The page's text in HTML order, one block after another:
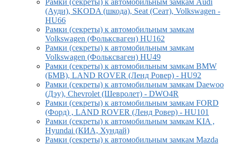
Рамки (секреты) к автомобильным замкам Audi
(Ауди), SKODA (шкода), Seat (Сеат), Volkswagen -
HU66
Рамки (секреты) к автомобильным замкам
Volkswagen (Фольксваген) HU162
Рамки (секреты) к автомобильным замкам
Volkswagen (Фольксваген) HU49
Рамки (секреты) к автомобильным замкам BMW
(БМВ), LAND ROVER (Ленд Ровер) - HU92
Рамки (секреты) к автомобильным замкам Daewoo
(Дэу), Chevrolet (Шевролет) - DWO4R
Рамки (секреты) к автомобильным замкам FORD
(Форд) , LAND ROVER (Ленд Ровер) - HU101
Рамки (секреты) к автомобильным замкам KIA ,
Hyundai (КИА, Хундай)
Рамки (секреты) к автомобильным замкам Mazda